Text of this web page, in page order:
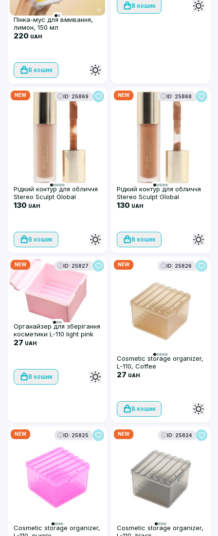
Пінка-мус для вмивання,
лимон, 150 мл
220 UAH
В кошик
В кошик
NEW ID: 25869
Рідкий контур для обличчя
Stereo Sculpt Global
Fashion GF38020 #102
130 UAH
В кошик
NEW ID: 25868
Рідкий контур для обличчя
Stereo Sculpt Global
Fashion GF38020 #101
130 UAH
В кошик
NEW ID: 25827
Органайзер для зберігання
косметики L-110 light pink
27 UAH
В кошик
NEW ID: 25826
Cosmetic storage organizer,
L-110, Coffee
27 UAH
В кошик
NEW ID: 25825
Cosmetic storage organizer,
NEW ID: 25824
Cosmetic storage organizer,